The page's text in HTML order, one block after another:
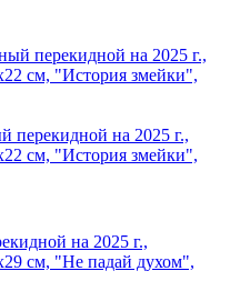
перекидной на 2025 г.,
см, "История змейки",